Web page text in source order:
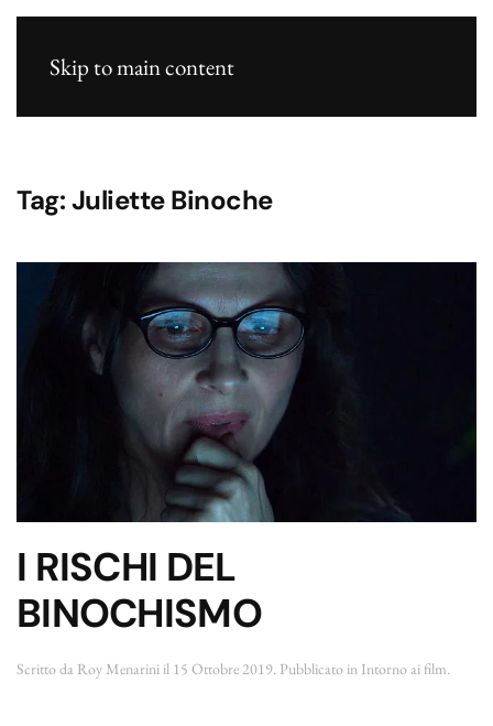
Skip to main content
Tag:Juliette Binoche
I RISCHI DEL
BINOCHISMO
Scritto da Roy Menarini il 15 Ottobre 2019 . Pubblicato in Intorno ai film